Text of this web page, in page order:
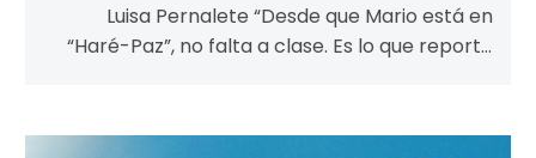
Luisa Pernalete “Desde que Mario está en
“Haré-Paz”, no falta a clase. Es lo que reporta